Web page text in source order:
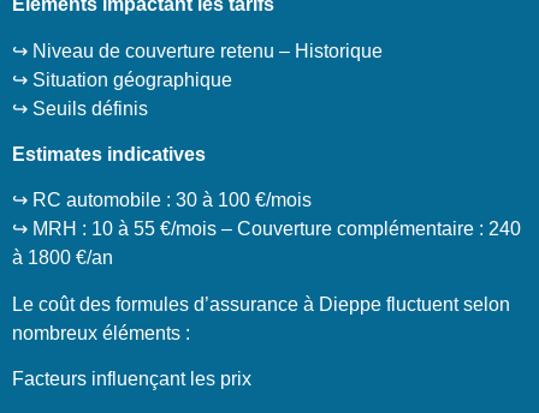
Éléments impactant les tarifs
↪️ Niveau de couverture retenu – Historique
↪️ Situation géographique
↪️ Seuils définis
Estimates indicatives
↪️ RC automobile : 30 à 100 €/mois
↪️ MRH : 10 à 55 €/mois – Couverture complémentaire : 240
à 1800 €/an
Le coût des formules d’assurance à Dieppe fluctuent selon
nombreux éléments :
Facteurs influençant les prix